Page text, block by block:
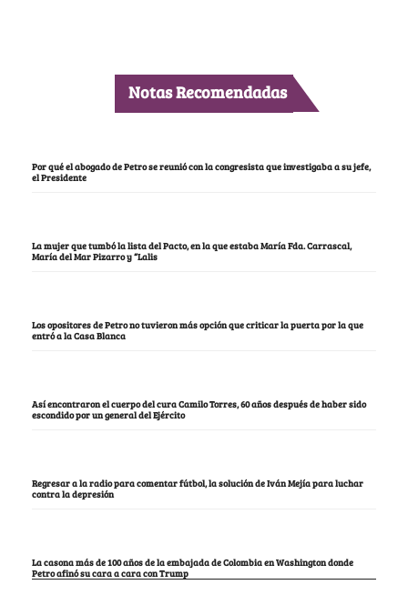
Notas Recomendadas
Por qué el abogado de Petro se reunió con la congresista que investigaba a su jefe,
el Presidente
La mujer que tumbó la lista del Pacto, en la que estaba María Fda. Carrascal,
María del Mar Pizarro y “Lalis
Los opositores de Petro no tuvieron más opción que criticar la puerta por la que
entró a la Casa Blanca
Así encontraron el cuerpo del cura Camilo Torres, 60 años después de haber sido
escondido por un general del Ejército
Regresar a la radio para comentar fútbol, la solución de Iván Mejía para luchar
contra la depresión
La casona más de 100 años de la embajada de Colombia en Washington donde
Petro afinó su cara a cara con Trump